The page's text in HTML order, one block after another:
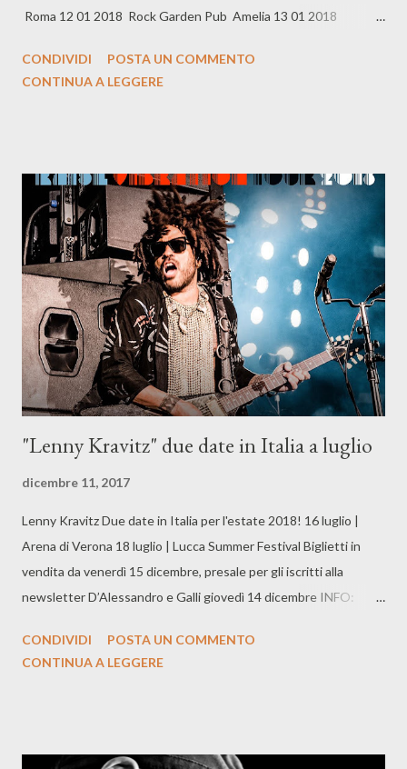
Roma 12 01 2018 Rock Garden Pub Amelia 13 01 2018
2.0 Palestrina 20 01 2018 Scumm Pescara 26 01 2018
02 2018 Arci La Freccia - Ex Mattatoio Aprilia 24 02 2018
MORGANA Music Club Benevento 09 03 2018 Laboratorio
Culturale I'M Padova 10 03 2018 Bradipop Club Rimini 01 04
2018 Karemaski Multi Art Lab Arezzo 06...
CONDIVIDI
POSTA UN COMMENTO
CONTINUA A LEGGERE
"Lenny Kravitz" due date in Italia a luglio
dicembre 11, 2017
Lenny Kravitz Due date in Italia per l'estate 2018! 16 luglio |
Arena di Verona 18 luglio | Lucca Summer Festival Biglietti in
vendita da venerdì 15 dicembre, presale per gli iscritti alla
newsletter D’Alessandro e Galli giovedì 14 dicembre INFO:
CONDIVIDI
POSTA UN COMMENTO
CONTINUA A LEGGERE